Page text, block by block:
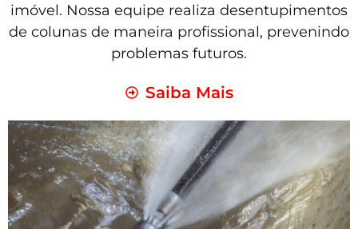
imóvel. Nossa equipe realiza desentupimentos
de colunas de maneira profissional, prevenindo
problemas futuros.
Saiba Mais